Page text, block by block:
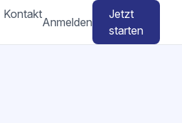
Kontakt
Anmelden
Jetzt
starten